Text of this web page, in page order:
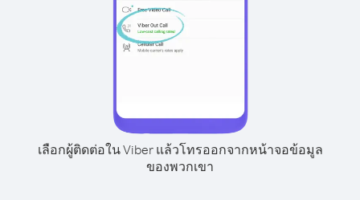
เลือกผู้ติดต่อใน Viber แล้วโทรออกจากหน้าจอข้อมูล
ของพวกเขา